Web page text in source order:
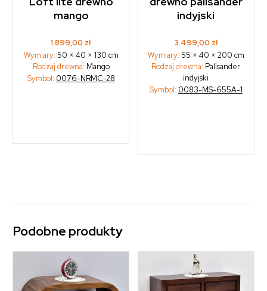
mango
1.899,00 zł
Wymiary: 50 × 40 × 130 cm
Rodzaj drewna: Mango
Symbol: 0076-NRMC-28
indyjski
3.499,00 zł
Wymiary: 55 × 40 × 200 cm
Rodzaj drewna: Palisander
indyjski
Symbol: 0083-MS-655A-1
Podobne produkty